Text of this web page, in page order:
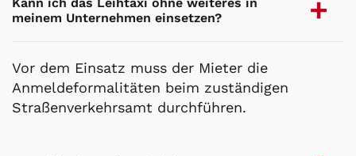
meinem Unternehmen einsetzen?
Vor dem Einsatz muss der Mieter die
Anmeldeformalitäten beim zuständigen
Straßenverkehrsamt durchführen.